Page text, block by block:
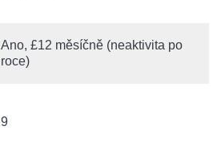
Ano, £12 měsíčně (neaktivita po
roce)
9